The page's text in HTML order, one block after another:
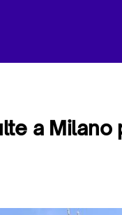
a